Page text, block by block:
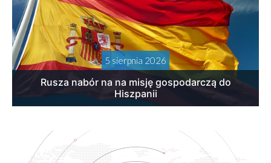
5 sierpnia 2026
Rusza nabór na na misję gospodarczą do
Hiszpanii